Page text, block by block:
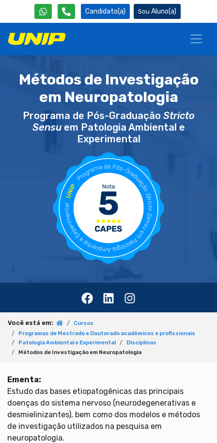
Candidato(a) Aluno(a)
Métodos de Investigação
em Neuropatologia
Programa de Pós-Graduação Stricto
Sensuem Patologia Ambiental e
Experimental
Você está em:
Cursos
Programas de Mestrado e Doutorado acadêmicos e profissionais
Patologia Ambiental e Experimental
Disciplinas
Métodos de Investigação em Neuropatologia
Ementa:
Estudo das bases etiopatogênicas das principais
doenças do sistema nervoso (neurodegenerativas e
desmielinizantes), bem como dos modelos e métodos
de investigação utilizados na pesquisa em
neuropatologia.